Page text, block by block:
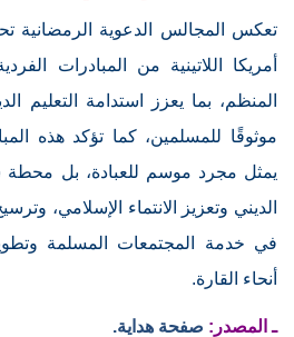
تعكس المجالس الدعوية الرمضانية
أمريكا اللاتينية من المبادرات
المنظم، بما يعزز استدامة التعليم
موثوقًا للمسلمين، كما تؤكد هذه
يمثل مجرد موسم للعبادة، بل محطة
الديني وتعزيز الانتماء الإسلامي،
في خدمة المجتمعات المسلمة
أنحاء القارة.
ـ المصدر: صفحة هداية.